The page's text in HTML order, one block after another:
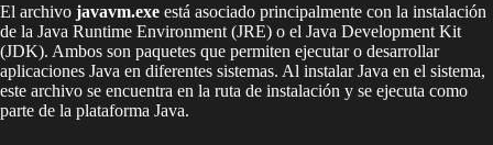
El archivo javavm.exe está asociado principalmente con la instalación
de la Java Runtime Environment (JRE) o el Java Development Kit
(JDK). Ambos son paquetes que permiten ejecutar o desarrollar
aplicaciones Java en diferentes sistemas. Al instalar Java en el sistema,
este archivo se encuentra en la ruta de instalación y se ejecuta como
parte de la plataforma Java.